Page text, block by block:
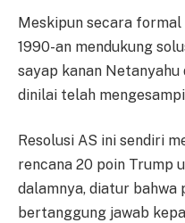
Meskipun secara
1990-an mendukung
sayap kanan
dinilai telah
Resolusi AS ini sendiri
rencana 20 poin Trump
dalamnya, diatur bahwa
bertanggung jawab